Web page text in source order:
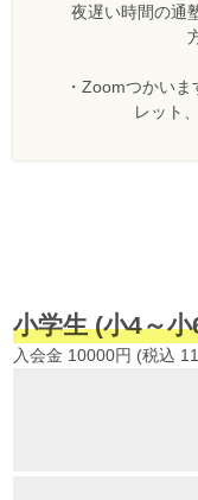
夜遅い時間の通
・Zoomつかい
レット
小学生(小4～小
入会金 10000円 (税込